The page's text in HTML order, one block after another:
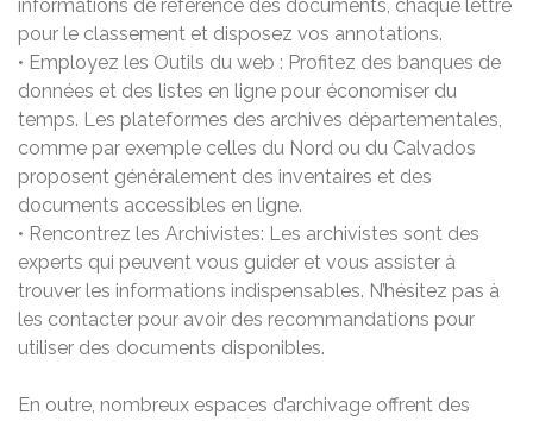
informations de référence des documents, chaque lettre
pour le classement et disposez vos annotations.
• Employez les Outils du web : Profitez des banques de
données et des listes en ligne pour économiser du
temps. Les plateformes des archives départementales,
comme par exemple celles du Nord ou du Calvados
proposent généralement des inventaires et des
documents accessibles en ligne.
• Rencontrez les Archivistes: Les archivistes sont des
experts qui peuvent vous guider et vous assister à
trouver les informations indispensables. N’hésitez pas à
les contacter pour avoir des recommandations pour
utiliser des documents disponibles.
En outre, nombreux espaces d’archivage offrent des